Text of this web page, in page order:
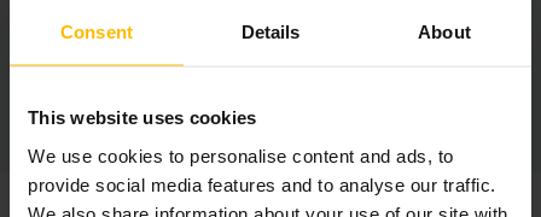
Consent Details About
This website uses cookies
We use cookies to personalise content and ads, to
provide social media features and to analyse our traffic.
We also share information about your use of our site with